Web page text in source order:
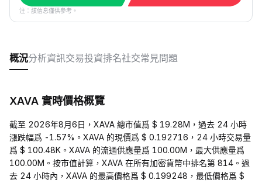
注：該信息僅供參考。
概況分析資訊交易投資排名社交常見問題
XAVA 實時價格概覽
截至 2026年8月6日，XAVA 總市值爲 $ 19.28M，過去 24 小時
漲跌幅爲 -1.57%。XAVA 的現價爲 $ 0.192716，24 小時交易量
爲 $ 100.48K。XAVA 的流通供應量爲 100.00M，最大供應量爲
100.00M。按市值計算，XAVA 在所有加密貨幣中排名第 814。過
去 24 小時內，XAVA 的最高價格爲 $ 0.199248，最低價格爲 $